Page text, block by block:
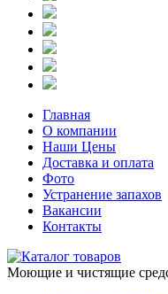
Главная
О компании
Наши Цены
Доставка и оплата
Фото
Устранение запахов
Вакансии
Контакты
Моющие и чистящие